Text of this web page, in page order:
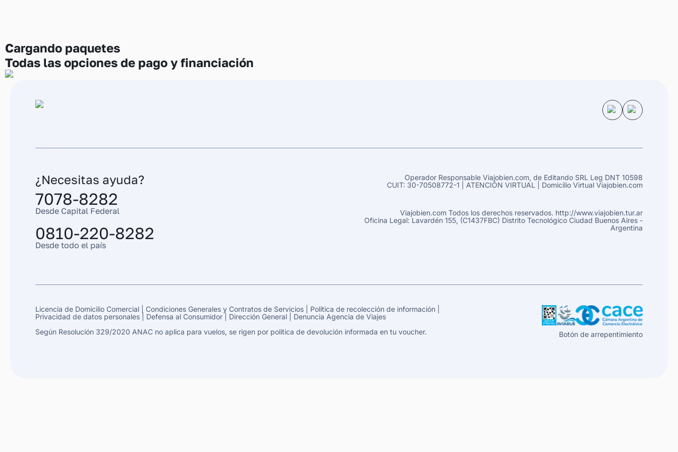
Cargando paquetes
Todas las opciones de pago y financiación
¿Necesitas ayuda?
7078-8282
Desde Capital Federal
0810-220-8282
Desde todo el país
Operador Responsable Viajobien.com, de Editando SRL Leg DNT 10598
CUIT: 30-70508772-1 |
ATENCIÓN VIRTUAL | Domicilio Virtual Viajobien.com
Viajobien.com Todos los derechos reservados. http://www.viajobien.tur.ar
Oficina Legal: Lavardén 155, (C1437FBC) Distrito Tecnológico Ciudad Buenos Aires -
Argentina
Licencia de Domicilio Comercial Condiciones Generales y Contratos de Servicios Política de recolección de información
Privacidad de datos personales | Defensa al Consumidor Dirección General
Denuncia Agencia de Viajes
Según Resolución 329/2020 ANAC no aplica para vuelos, se rigen por política de devolución informada en tu voucher.
Botón de arrepentimiento